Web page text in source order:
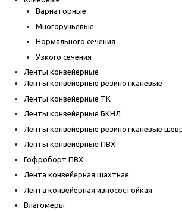
Вариаторные
Многоручьевые
Нормального сечения
Узкого сечения
Ленты конвейерные
Ленты конвейерные резинотканевые
Ленты конвейерные ТК
Ленты конвейерные БКНЛ
Ленты конвейерные резинотканевые
Ленты конвейерные ПВХ
Гофроборт ПВХ
Лента конвейерная шахтная
Лента конвейерная износостойкая
Влагомеры